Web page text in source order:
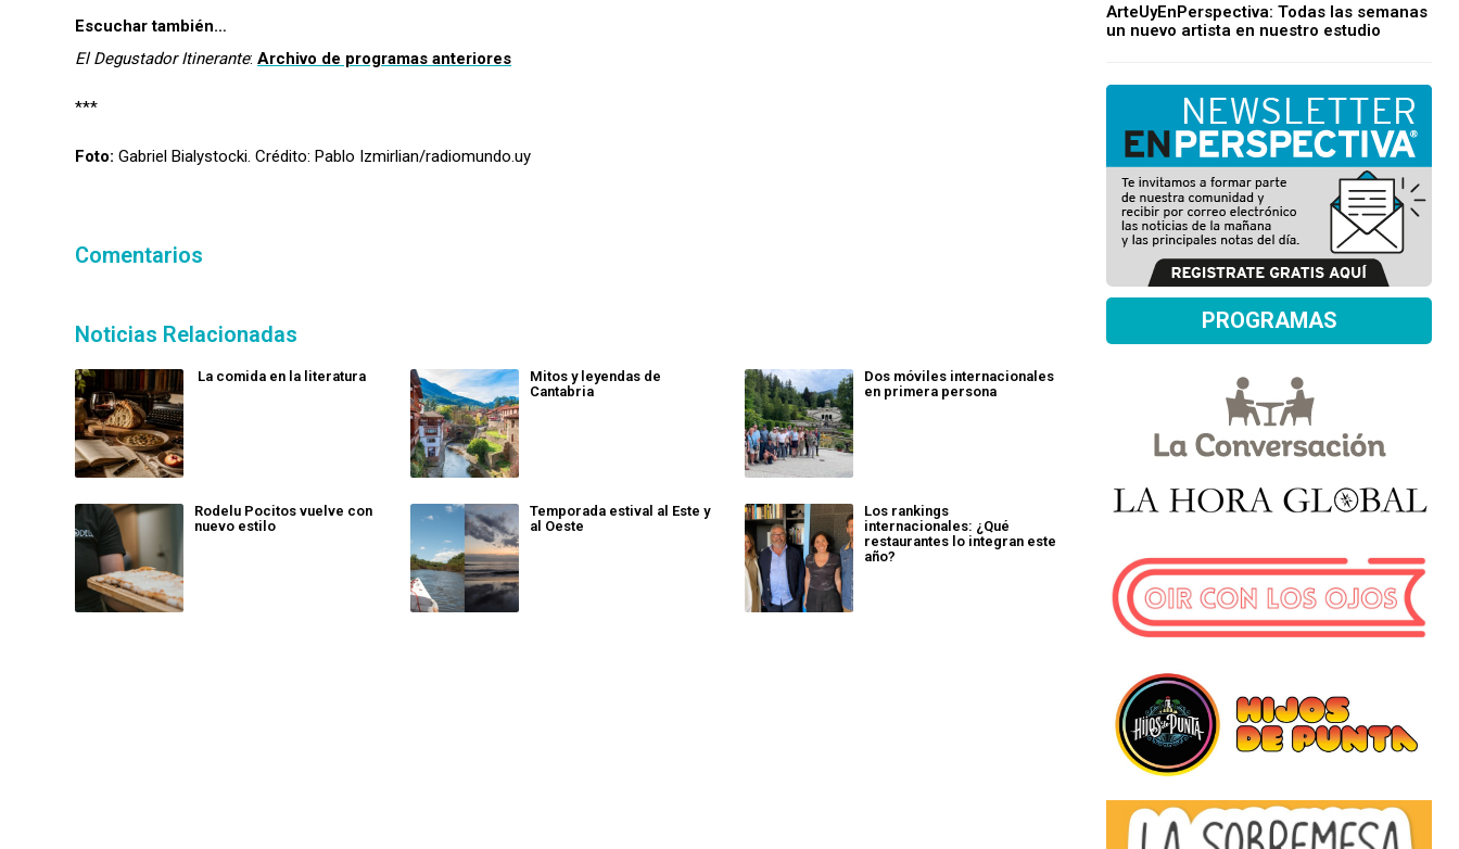
Escuchar también…
El Degustador Itinerante: Archivo de programas anteriores
***
Foto: Gabriel Bialystocki. Crédito: Pablo Izmirlian/radiomundo.uy
Comentarios
Noticias Relacionadas
La comida en la literatura
Mitos y leyendas de
Cantabria
Dos móviles internacionales
en primera persona
Rodelu Pocitos vuelve con
nuevo estilo
Temporada estival al Este y
al Oeste
Los rankings
internacionales: ¿Qué
restaurantes lo integran este
año?
ArteUyEnPerspectiva: Todas las semanas
un nuevo artista en nuestro estudio
PROGRAMAS